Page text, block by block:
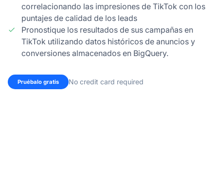
correlacionando las impresiones de TikTok con los
puntajes de calidad de los leads
Pronostique los resultados de sus campañas en
TikTok utilizando datos históricos de anuncios y
conversiones almacenados en BigQuery.
Pruébalo gratis No credit card required